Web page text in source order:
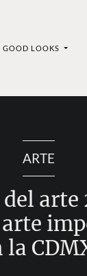
GOOD LOOKS
ARTE
del arte
la